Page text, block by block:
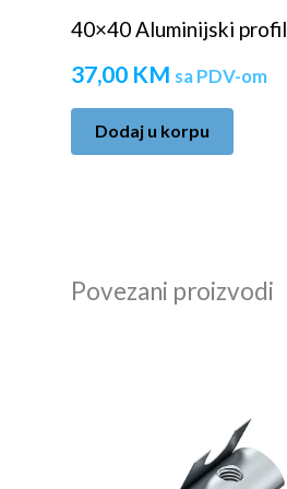
40×40 Aluminijski profil
37,00 KM sa PDV-om
Dodaj u korpu
Povezani proizvodi